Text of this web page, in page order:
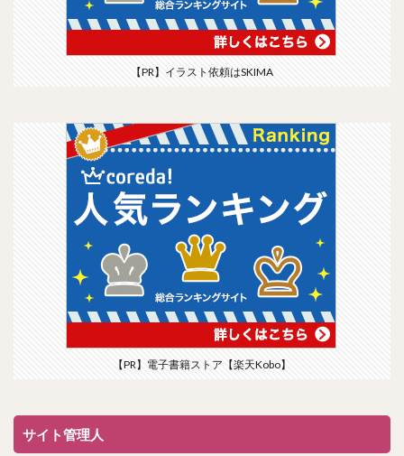
【PR】イラスト依頼はSKIMA
【PR】電子書籍ストア【楽天Kobo】
サイト管理人